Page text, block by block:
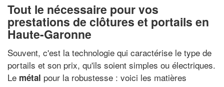
Tout le nécessaire pour vos
prestations de clôtures et portails en
Haute-Garonne
Souvent, c'est la technologie qui caractérise le type de
portails et son prix, qu'ils soient simples ou électriques.
Le métal pour la robustesse : voici les matières